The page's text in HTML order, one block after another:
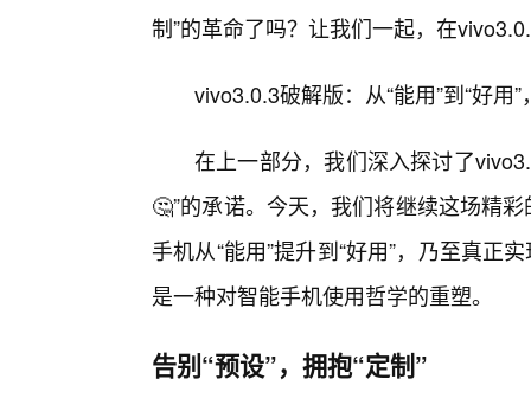
制”的革命了吗？让我们一起，在
vivo3.0.3破解版：从“能用”到“好用
在上一部分，我们深入探讨了
🤔”的承诺。今天，我们将继续这场精
手机从“能用”提升到“好用”，乃至真正
是一种对智能手机使用哲学的重塑。
告别“预设”，拥抱“定制”